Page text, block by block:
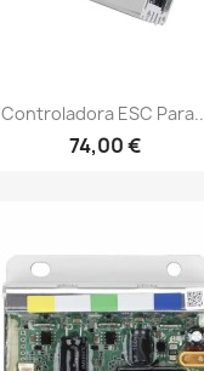
Vista rápida
Controladora ESC
74,00 €